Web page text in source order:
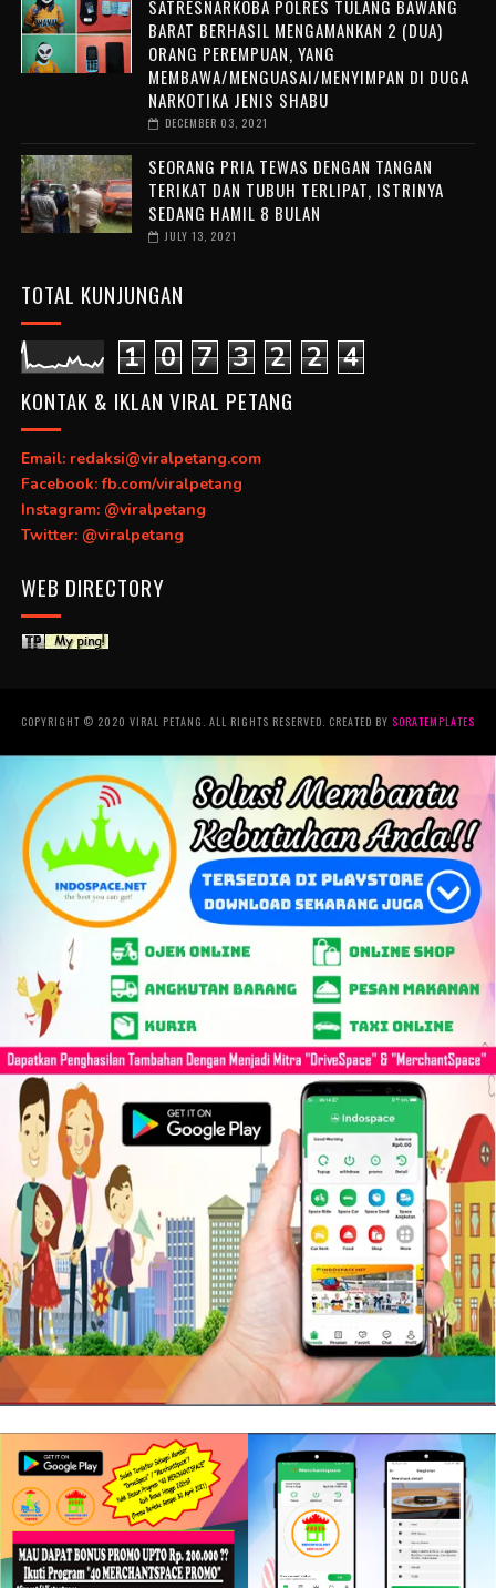
SATRESNARKOBA POLRES TULANG BAWANG
BARAT BERHASIL MENGAMANKAN 2 (DUA)
ORANG PEREMPUAN, YANG
MEMBAWA/MENGUASAI/MENYIMPAN DI DUGA
NARKOTIKA JENIS SHABU
DECEMBER 03, 2021
SEORANG PRIA TEWAS DENGAN TANGAN
TERIKAT DAN TUBUH TERLIPAT, ISTRINYA
SEDANG HAMIL 8 BULAN
JULY 13, 2021
TOTAL KUNJUNGAN
1 0 7 3 2 2 4
KONTAK & IKLAN VIRAL PETANG
Email: redaksi@viralpetang.com
Facebook: fb.com/viralpetang
Instagram: @viralpetang
Twitter: @viralpetang
WEB DIRECTORY
COPYRIGHT © 2020 VIRAL PETANG. ALL RIGHTS RESERVED. CREATED BY SORATEMPLATES